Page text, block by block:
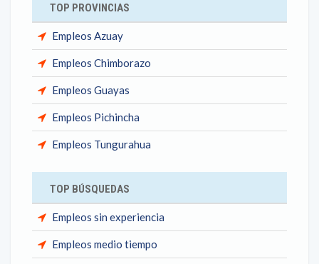
TOP PROVINCIAS
Empleos Azuay
Empleos Chimborazo
Empleos Guayas
Empleos Pichincha
Empleos Tungurahua
TOP BÚSQUEDAS
Empleos sin experiencia
Empleos medio tiempo